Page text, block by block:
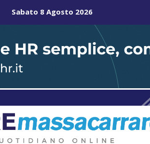
Sabato 8 Agosto 2026